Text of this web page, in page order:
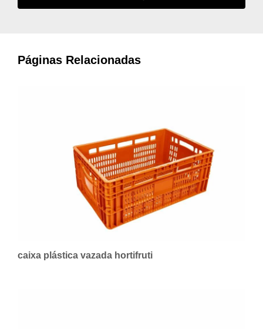
Páginas Relacionadas
caixa plástica vazada hortifruti